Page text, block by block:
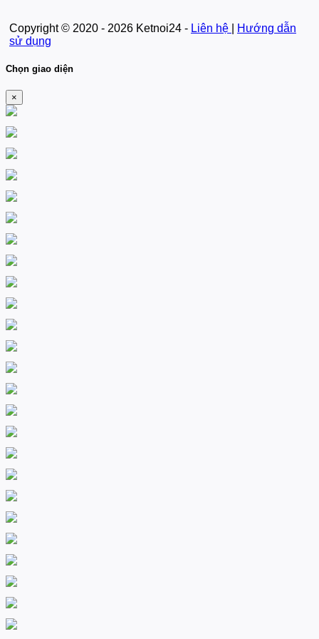
Copyright © 2020 - 2026 Ketnoi24 - Liên hệ
Hướng dẫn
sử dụng
Chọn giao diện
×